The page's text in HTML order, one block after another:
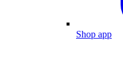
Shop app